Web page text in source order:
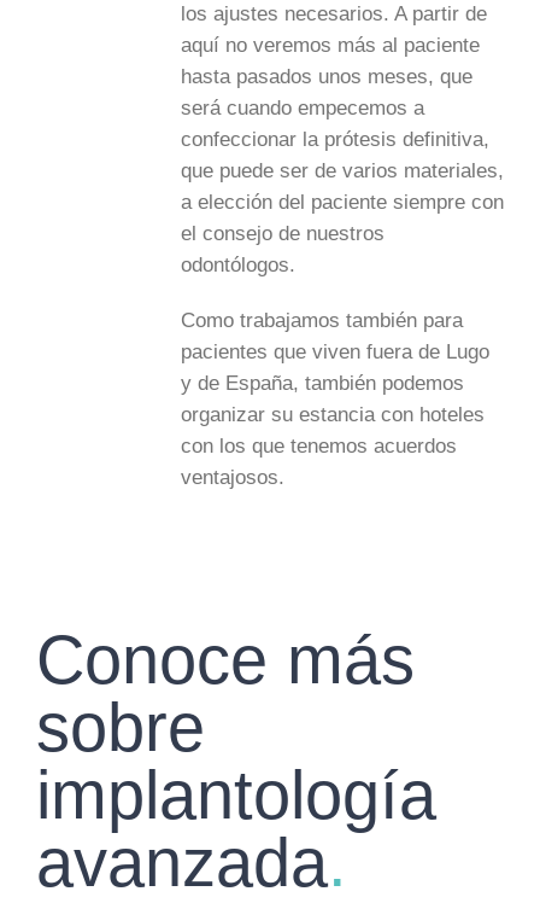
los ajustes necesarios. A partir de
aquí no veremos más al paciente
hasta pasados unos meses, que
será cuando empecemos a
confeccionar la prótesis definitiva,
que puede ser de varios materiales,
a elección del paciente siempre con
el consejo de nuestros
odontólogos.
Como trabajamos también para
pacientes que viven fuera de Lugo
y de España, también podemos
organizar su estancia con hoteles
con los que tenemos acuerdos
ventajosos.
Conoce más
sobre
implantología
avanzada.